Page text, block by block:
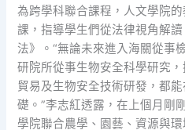
為跨學科聯合課程，人文學院
課，指導學生們從法律視角解
法》。“無論未來進入海關從事
研院所從事生物安全科學研究
貿易及生物安全技術研發，都
礎。”李志紅透露，在上個月剛
學院聯合農學、園藝、資源與